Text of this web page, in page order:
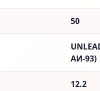
50
АИ-93)
12.2